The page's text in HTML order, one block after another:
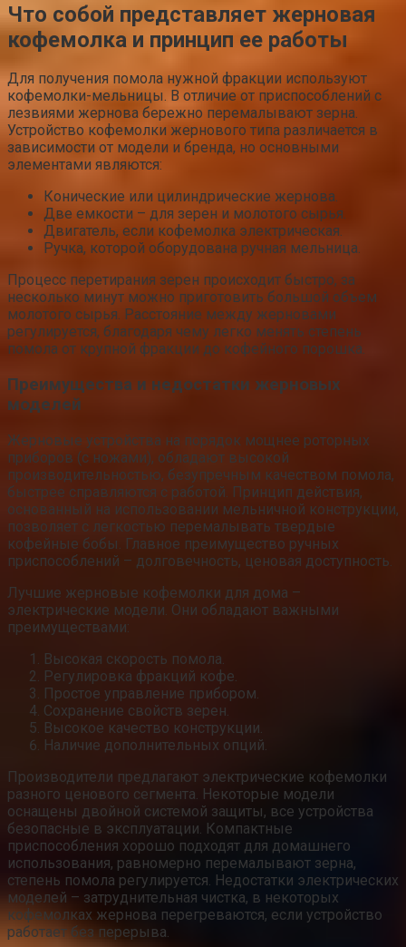
Что собой представляет жерновая
кофемолка и принцип ее работы
Для получения помола нужной фракции используют
кофемолки-мельницы. В отличие от приспособлений с
лезвиями жернова бережно перемалывают зерна.
Устройство кофемолки жернового типа различается в
зависимости от модели и бренда, но основными
элементами являются:
Конические или цилиндрические жернова.
Две емкости – для зерен и молотого сырья.
Двигатель, если кофемолка электрическая.
Ручка, которой оборудована ручная мельница.
Процесс перетирания зерен происходит быстро, за
несколько минут можно приготовить большой объем
молотого сырья. Расстояние между жерновами
регулируется, благодаря чему легко менять степень
помола от крупной фракции до кофейного порошка.
Преимущества и недостатки жерновых
моделей
Жерновые устройства на порядок мощнее роторных
приборов (с ножами), обладают высокой
производительностью, безупречным качеством помола,
быстрее справляются с работой. Принцип действия,
основанный на использовании мельничной конструкции,
позволяет с легкостью перемалывать твердые
кофейные бобы. Главное преимущество ручных
приспособлений – долговечность, ценовая доступность.
Лучшие жерновые кофемолки для дома –
электрические модели. Они обладают важными
преимуществами:
Высокая скорость помола.
Регулировка фракций кофе.
Простое управление прибором.
Сохранение свойств зерен.
Высокое качество конструкции.
Наличие дополнительных опций.
Производители предлагают электрические кофемолки
разного ценового сегмента. Некоторые модели
оснащены двойной системой защиты, все устройства
безопасные в эксплуатации. Компактные
приспособления хорошо подходят для домашнего
использования, равномерно перемалывают зерна,
степень помола регулируется. Недостатки электрических
моделей – затруднительная чистка, в некоторых
кофемолках жернова перегреваются, если устройство
работает без перерыва.